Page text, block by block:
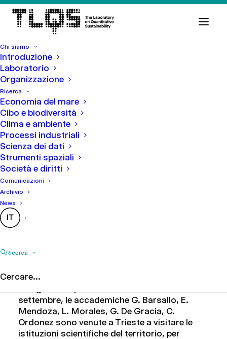
Chi siamo
Introduzione
Laboratorio
Organizzazione
Ricerca
Economia del mare
Cibo e biodiversità
Clima e ambiente
Processi industriali
Scienza dei dati
Strumenti spaziali
Società e diritti
Comunicazioni
Archivio
News
Ricerca
30 Novembre 2023
Visita al TLQS della delegazione
dell’Università di Panama
settembre, le accademiche G. Barsallo, E.
Mendoza, L. Morales, G. De Gracia, C.
Ordonez sono venute a Trieste a visitare le
istituzioni scientifiche del territorio, per